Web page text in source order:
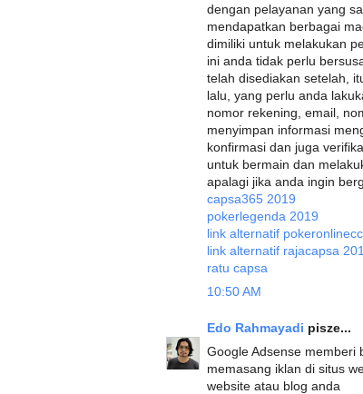
dengan pelayanan yang
mendapatkan berbagai
dimiliki untuk melakukan
ini anda tidak perlu
telah disediakan setelah,
lalu, yang perlu anda
nomor rekening, email,
menyimpan informasi
konfirmasi dan juga
untuk bermain dan
apalagi jika anda ingin
capsa365 2019
pokerlegenda 2019
link alternatif
link alternatif rajacapsa
ratu capsa
10:50 AM
Edo Rahmayadi pisze...
Google Adsense memberi
memasang iklan di situs
website atau blog anda